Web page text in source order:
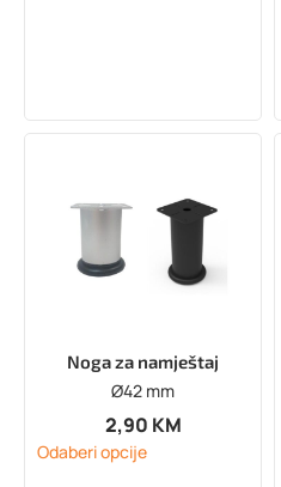
Noga za namještaj
Ø42 mm
2,90 KM
Odaberi opcije